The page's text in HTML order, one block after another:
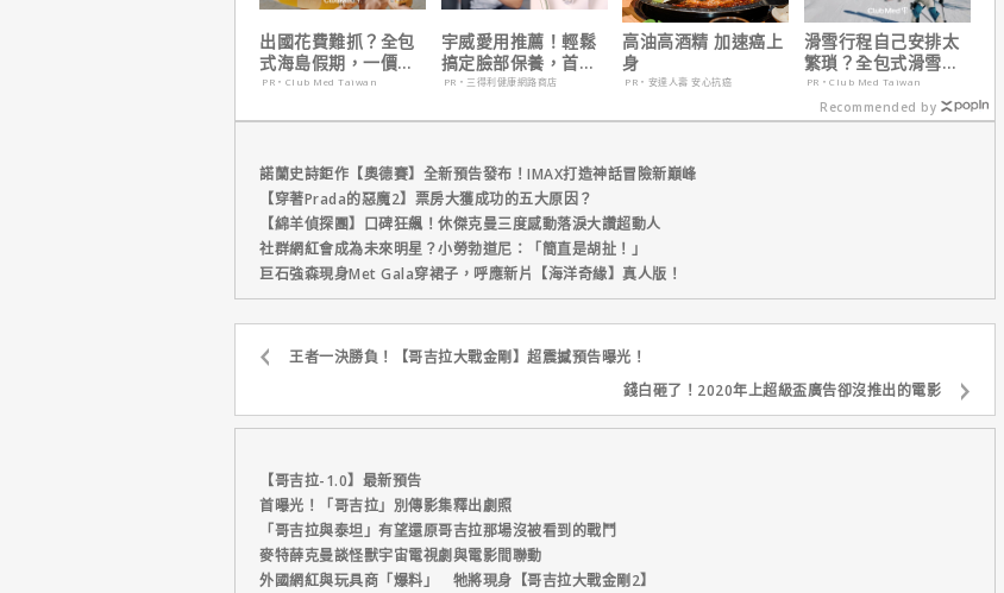
出國花費難抓？全包
式海島假期，一價搞
定食宿玩樂，省錢更
PR・Club Med Taiwan
宇威愛用推薦！輕鬆
搞定臉部保養，首購
只要$390
PR・三得利健康網路商店
高油高酒精 加速癌上
身
PR・安達人壽 安心抗癌
滑雪行程自己安排太
繁瑣？全包式滑雪假
期：出門即雪場，一
價全包不怕預算爆
表！
PR・Club Med Taiwan
Recommended by
諾蘭史詩鉅作【奧德賽】全新預告發布！IMAX打造神話冒險新巔峰
【穿著Prada的惡魔2】票房大獲成功的五大原因？
【綿羊偵探團】口碑狂飆！休傑克曼三度感動落淚大讚超動人
社群網紅會成為未來明星？小勞勃道尼：「簡直是胡扯！」
巨石強森現身Met Gala穿裙子，呼應新片【海洋奇緣】真人版！
王者一決勝負！【哥吉拉大戰金剛】超震撼預告曝光！
錢白砸了！2020年上超級盃廣告卻沒推出的電影
【哥吉拉-1.0】最新預告
首曝光！「哥吉拉」別傳影集釋出劇照
「哥吉拉與泰坦」有望還原哥吉拉那場沒被看到的戰鬥
麥特薛克曼談怪獸宇宙電視劇與電影間聯動
外國網紅與玩具商「爆料」 牠將現身【哥吉拉大戰金剛2】